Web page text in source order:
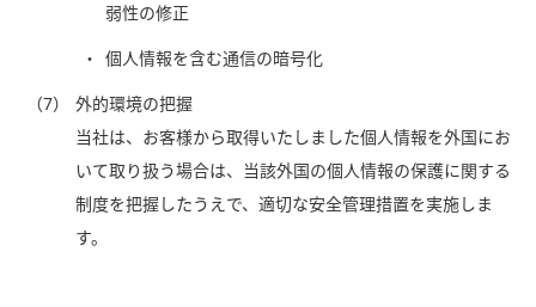
弱性の修正
個人情報を含む通信の暗号化
（7）
外的環境の把握
当社は、お客様から取得いたしました個人情報を外国にお
いて取り扱う場合は、当該外国の個人情報の保護に関する
制度を把握したうえで、適切な安全管理措置を実施しま
す。